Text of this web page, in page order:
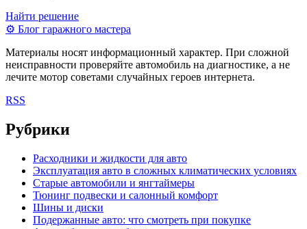
Найти решение
⚙ Блог гаражного мастера
Материалы носят информационный характер. При сложной
неисправности проверяйте автомобиль на диагностике, а не
лечите мотор советами случайных героев интернета.
RSS
Рубрики
Расходники и жидкости для авто
Эксплуатация авто в сложных климатических условиях
Старые автомобили и янгтаймеры
Тюнинг подвески и салонный комфорт
Шины и диски
Подержанные авто: что смотреть при покупке